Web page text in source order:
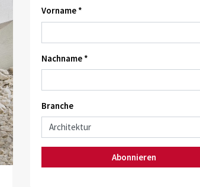
Vorname *
Nachname *
Branche
Abonnieren